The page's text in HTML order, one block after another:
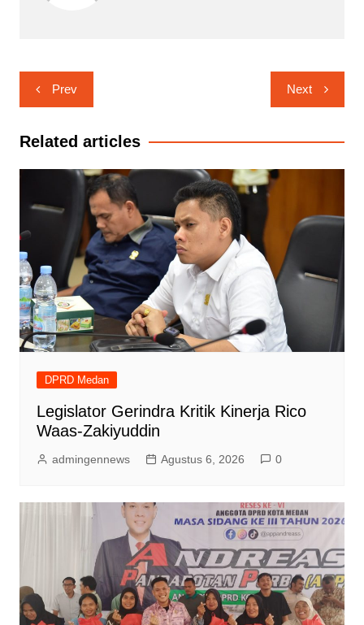
Navigasi
pos
Prev Next
Related articles
DPRD Medan
Legislator Gerindra Kritik Kinerja Rico
Waas-Zakiyuddin
admingennews Agustus 6, 2026 0